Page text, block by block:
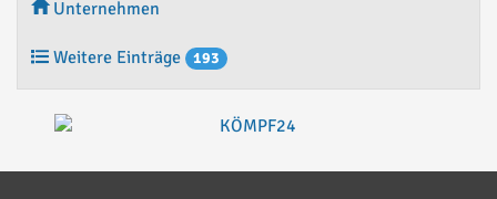
Unternehmen
Weitere Einträge 193